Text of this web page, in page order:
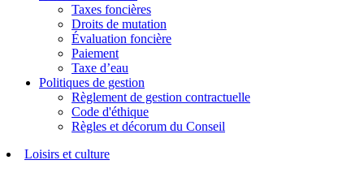
Taxes foncières
Droits de mutation
Évaluation foncière
Paiement
Taxe d’eau
Politiques de gestion
Règlement de gestion contractuelle
Code d'éthique
Règles et décorum du Conseil
Loisirs et culture